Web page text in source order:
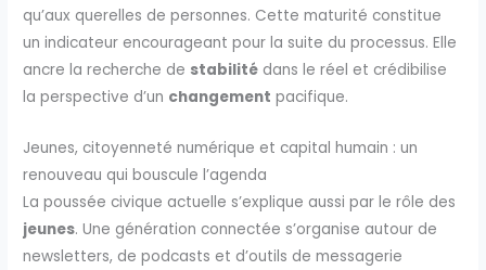
qu’aux querelles de personnes. Cette maturité constitue
un indicateur encourageant pour la suite du processus. Elle
ancre la recherche de stabilité dans le réel et crédibilise
la perspective d’un changement pacifique.
Jeunes, citoyenneté numérique et capital humain : un
renouveau qui bouscule l’agenda
La poussée civique actuelle s’explique aussi par le rôle des
jeunes. Une génération connectée s’organise autour de
newsletters, de podcasts et d’outils de messagerie